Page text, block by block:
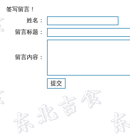
签写留言！
姓名：
留言标题：
留言内容：